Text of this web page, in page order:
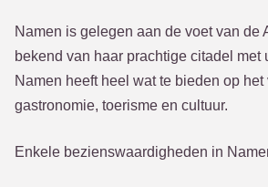
Namen is gelegen aan de voet van de
bekend van haar prachtige citadel met
Namen heeft heel wat te bieden op het
gastronomie, toerisme en cultuur.
Enkele bezienswaardigheden in